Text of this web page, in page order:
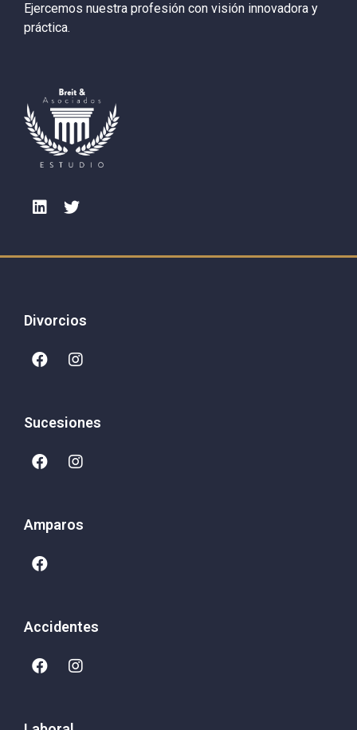
Ejercemos nuestra profesión con visión innovadora y
práctica.
Divorcios
Sucesiones
Amparos
Accidentes